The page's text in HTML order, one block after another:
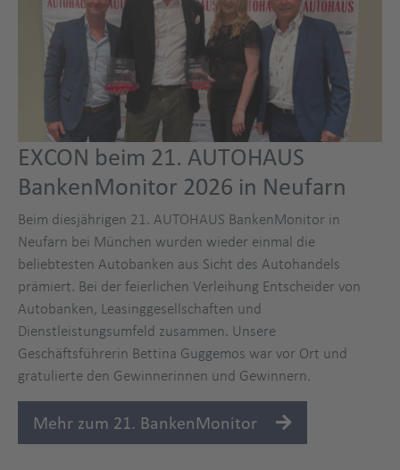
EXCON beim 21. AUTOHAUS
BankenMonitor 2026 in Neufarn
Beim diesjährigen 21. AUTOHAUS BankenMonitor in
Neufarn bei München wurden wieder einmal die
beliebtesten Autobanken aus Sicht des Autohandels
prämiert. Bei der feierlichen Verleihung Entscheider von
Autobanken, Leasinggesellschaften und
Dienstleistungsumfeld zusammen. Unsere
Geschäftsführerin Bettina Guggemos war vor Ort und
gratulierte den Gewinnerinnen und Gewinnern.
Mehr zum 21. BankenMonitor
mks